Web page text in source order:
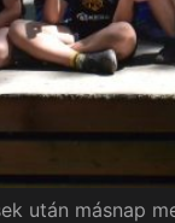
után másnap